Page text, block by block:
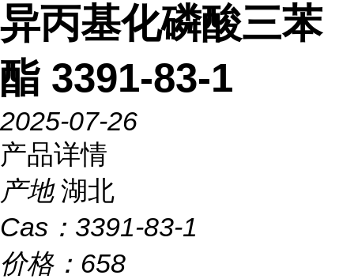
异丙基化磷酸三苯
酯 3391-83-1
2025-07-26
产品详情
产地 湖北
Cas： 3391-83-1
价格： 658